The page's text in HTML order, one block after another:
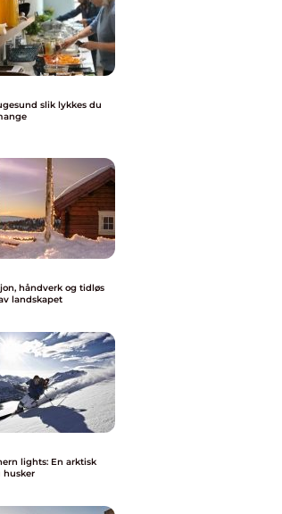
lykkes du
landskapet
lights: En arktisk
husker